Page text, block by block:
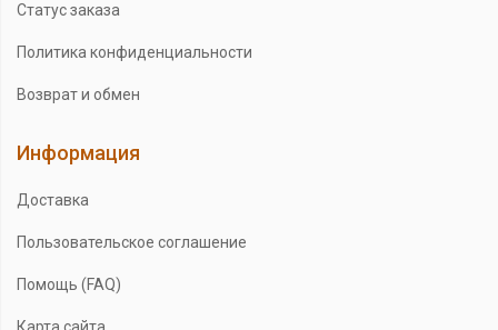
Статус заказа
Политика конфиденциальности
Возврат и обмен
Информация
Доставка
Пользовательское соглашение
Помощь (FAQ)